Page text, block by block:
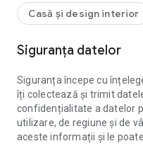
PROFITĂ GRATUIT
- Căutare personalizată.
disponibile: după tip de
- Informații complete și
rezidențiale și
imagini și randări de înaltă
și oferte, informații despre
personal toate detaliile
Casă și design interior
Siguranța datelor
Siguranța începe cu
îți colectează și trimit
confidențialitate a datelor
utilizare, de regiune și de
aceste informații și le